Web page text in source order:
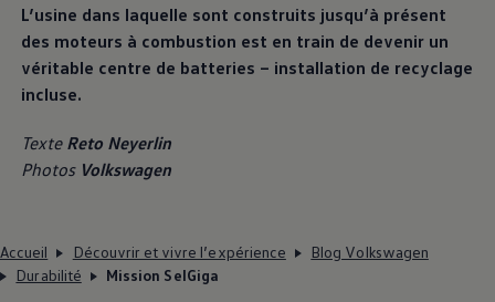
L’usine dans laquelle sont construits jusqu’à présent
des moteurs à combustion est en train de devenir un
véritable centre de batteries – installation de recyclage
incluse.
Texte Reto Neyerlin
Photos Volkswagen
Accueil Découvrir et vivre l’expérience
Blog Volkswagen
Durabilité
Mission SelGiga